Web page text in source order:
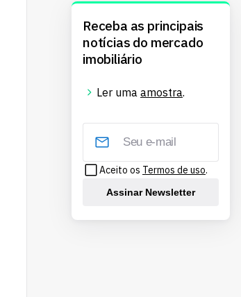
Receba as principais
notícias do mercado
imobiliário
Ler uma amostra.
Aceito os Termos de uso.
Assinar Newsletter